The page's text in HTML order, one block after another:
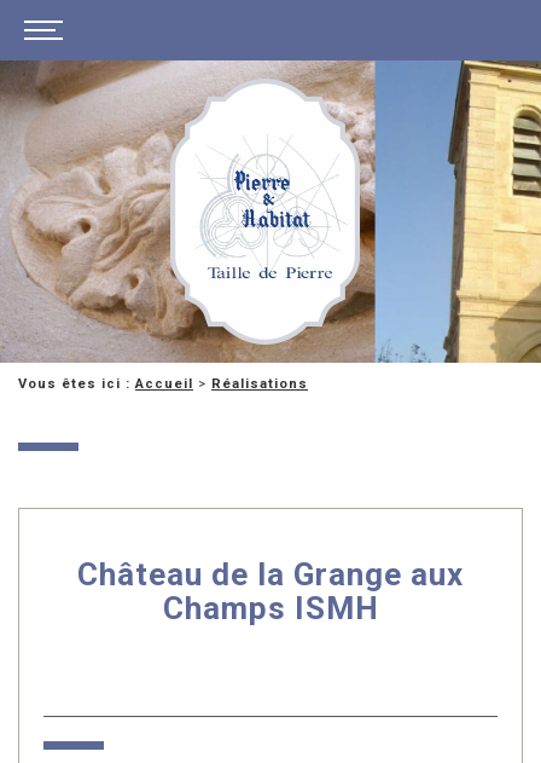
Vous êtes ici : Accueil > Réalisations
Château de la Grange aux
Champs ISMH